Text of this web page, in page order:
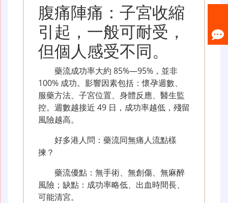
腹痛陣痛：子宮收縮
引起，一般可耐受，
但個人感受不同。
藥流成功率大約 85%—95%，並非
100% 成功。影響因素包括：懷孕週數、
服藥方法、子宮位置、身體反應、醫生監
控。週數越接近 49 日，成功率越低，殘留
風險越高。
好多港人問：藥流同無痛人流點樣
揀？
藥流優點：無手術、無創傷、無麻醉
風險；缺點：成功率略低、出血時間長、
可能清宮。